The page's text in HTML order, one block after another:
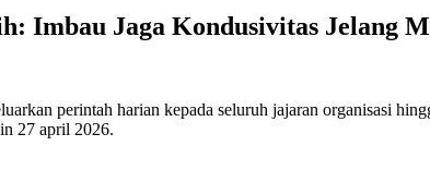
Imbau Jaga Kondusivitas Jelang
perintah harian kepada seluruh jajaran organisasi
27 april 2026.